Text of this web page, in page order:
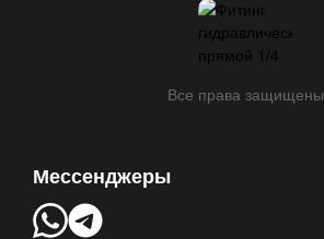
Все права защищены
Мессенджеры